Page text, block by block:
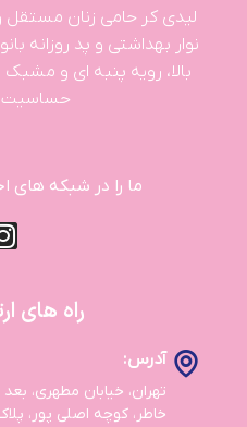
لیدی کر حامی زنان مستقل و
نوار بهداشتی و پد روزانه
بالا، رویه پنبه ای و
حساسیت
ما را در شبکه های
راه های
آدرس:
تهران، خیابان مطهری،
خاطر، کوچه اصلی پور، پلاک